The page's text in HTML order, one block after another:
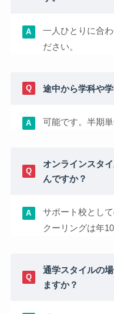
一人ひとりに合
ださい。
途中から学科や
可能です。半期
オンラインスタ
んですか？
サポート校とし
クーリングは年
通学スタイルの
ますか？